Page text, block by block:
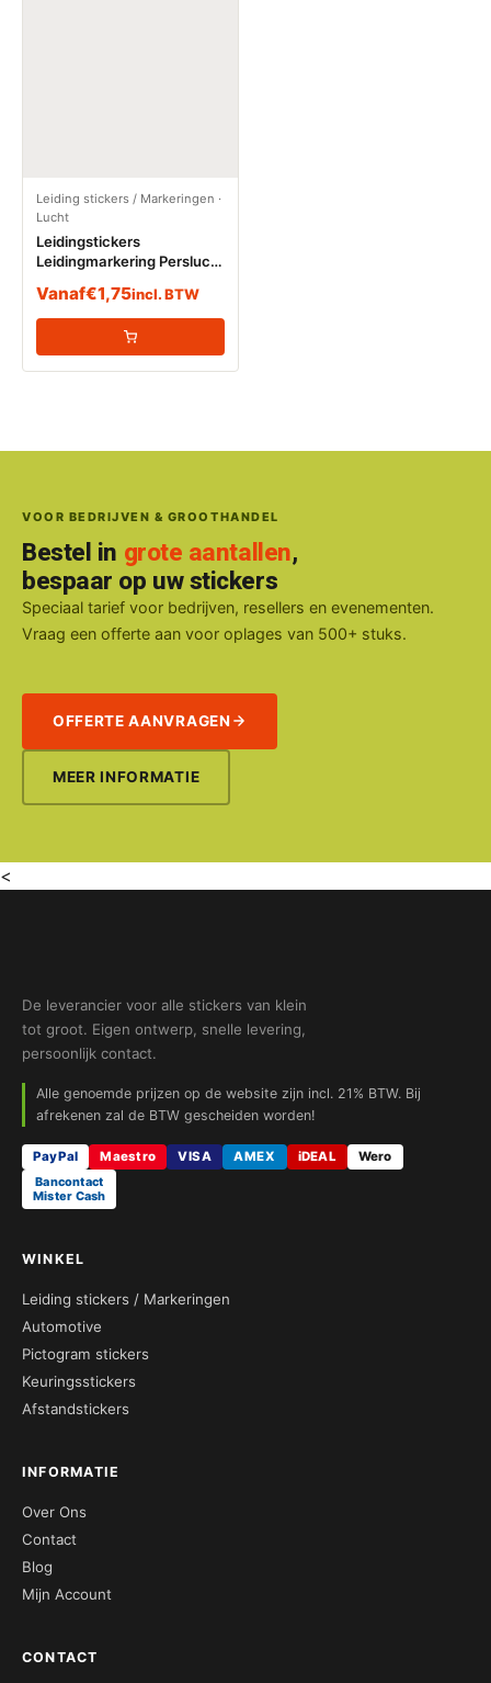
Leiding stickers / Markeringen ·
Lucht
Leidingstickers
Leidingmarkering Perslucht
Vanaf€1,75incl. BTW
VOOR BEDRIJVEN & GROOTHANDEL
Bestel in grote aantallen,
bespaar op uw stickers
Speciaal tarief voor bedrijven, resellers en evenementen.
Vraag een offerte aan voor oplages van 500+ stuks.
OFFERTE AANVRAGEN
MEER INFORMATIE
<
De leverancier voor alle stickers van klein
tot groot. Eigen ontwerp, snelle levering,
persoonlijk contact.
Alle genoemde prijzen op de website zijn incl. 21% BTW. Bij
afrekenen zal de BTW gescheiden worden!
PayPal Maestro VISA AMEX iDEAL
Wero
Bancontact
Mister Cash
WINKEL
Leiding stickers / Markeringen
Automotive
Pictogram stickers
Keuringsstickers
Afstandstickers
INFORMATIE
Over Ons
Contact
Blog
Mijn Account
CONTACT